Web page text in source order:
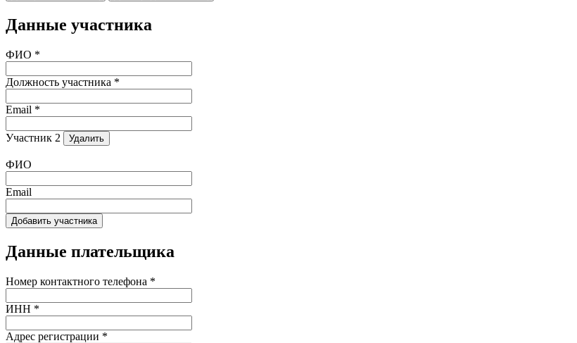
Данные участника
ФИО *
Должность участника *
Email *
Участник 2 Удалить
ФИО
Email
Добавить участника
Данные плательщика
Номер контактного телефона *
ИНН *
Адрес регистрации *